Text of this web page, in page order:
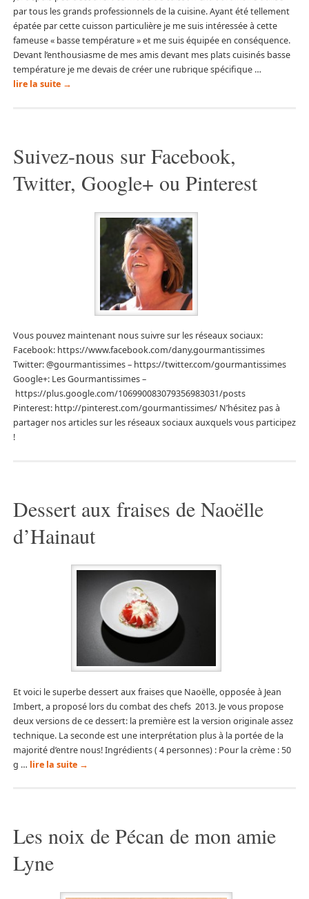
par tous les grands professionnels de la cuisine. Ayant été tellement
épatée par cette cuisson particulière je me suis intéressée à cette
fameuse « basse température » et me suis équipée en conséquence.
Devant l’enthousiasme de mes amis devant mes plats cuisinés basse
température je me devais de créer une rubrique spécifique …
lire la suite →
Suivez-nous sur Facebook,
Twitter, Google+ ou Pinterest
Vous pouvez maintenant nous suivre sur les réseaux sociaux:
Facebook: https://www.facebook.com/dany.gourmantissimes
Twitter: @gourmantissimes – https://twitter.com/gourmantissimes
Google+: Les Gourmantissimes –
https://plus.google.com/106990083079356983031/posts
Pinterest: http://pinterest.com/gourmantissimes/ N’hésitez pas à
partager nos articles sur les réseaux sociaux auxquels vous participez
!
Dessert aux fraises de Naoëlle
d’Hainaut
Et voici le superbe dessert aux fraises que Naoëlle, opposée à Jean
Imbert, a proposé lors du combat des chefs 2013. Je vous propose
deux versions de ce dessert: la première est la version originale assez
technique. La seconde est une interprétation plus à la portée de la
majorité d’entre nous! Ingrédients ( 4 personnes) : Pour la crème : 50
g … lire la suite →
Les noix de Pécan de mon amie
Lyne